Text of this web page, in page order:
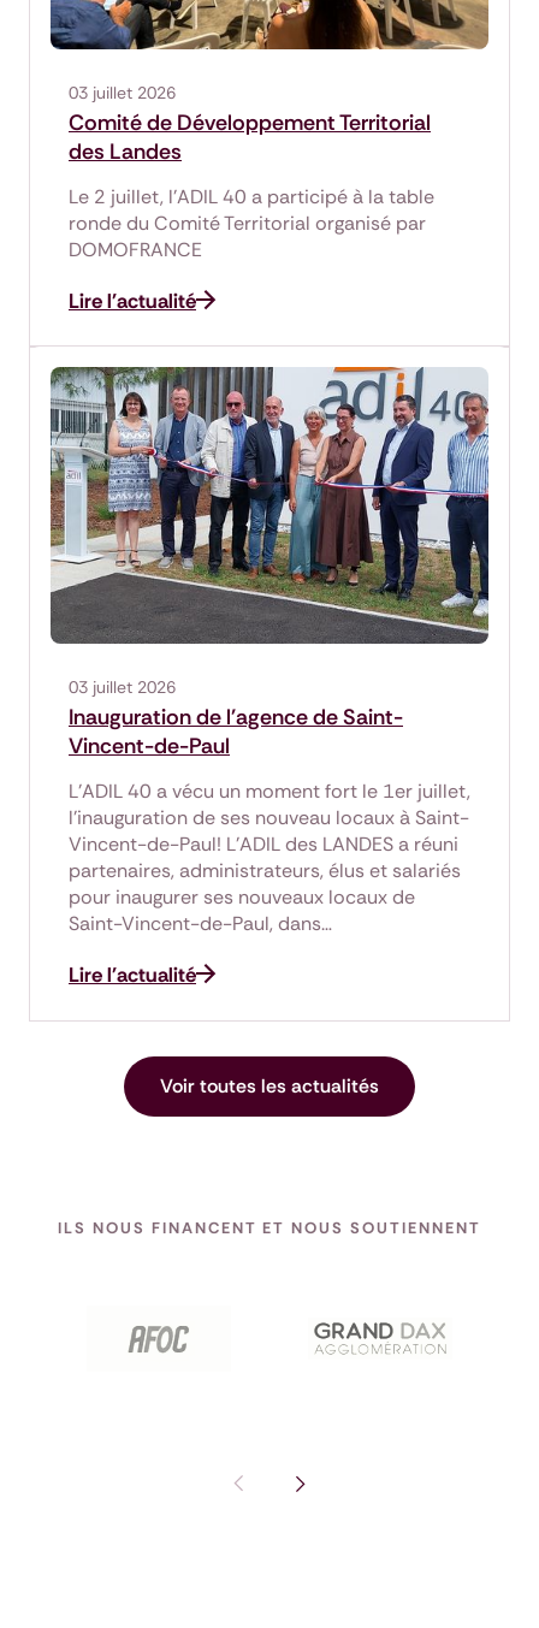
Comité de Développement Territorial
des Landes
03 juillet 2026
Le 2 juillet, l'ADIL 40 a participé à la table
ronde du Comité Territorial organisé par
DOMOFRANCE
Lire l'actualité
Inauguration de l'agence de Saint-
Vincent-de-Paul
03 juillet 2026
L’ADIL 40 a vécu un moment fort le 1er juillet,
l'inauguration de ses nouveau locaux à Saint-
Vincent-de-Paul! L’ADIL des LANDES a réuni
partenaires, administrateurs, élus et salariés
pour inaugurer ses nouveaux locaux de
Saint-Vincent-de-Paul, dans…
Lire l'actualité
Voir toutes les actualités
ILS NOUS FINANCENT ET NOUS SOUTIENNENT
Pas de diapositive précédente :
Voir la diapositive